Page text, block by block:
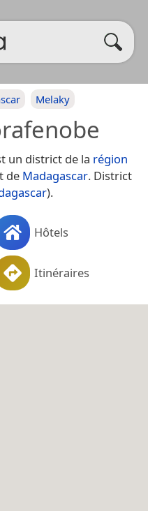
Melaky
un district de la région
de Madagascar. District
).
Hôtels
Itinéraires